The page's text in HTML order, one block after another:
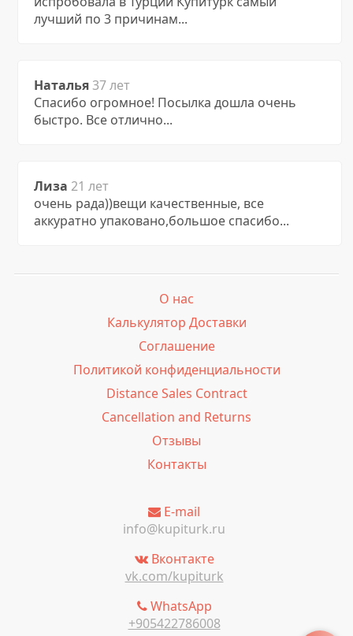
лучший по 3 причинам...
Наталья37 лет
Спасибо огромное! Посылка дошла очень
быстро. Все отлично...
Лиза 21 лет
очень рада))вещи качественные, все
аккуратно упаковано,большое спасибо...
О нас
Калькулятор Доставки
Соглашение
Политикой конфиденциальности
Distance Sales Contract
Cancellation and Returns
Отзывы
Контакты
E-mail
info@kupiturk.ru
Вконтакте
vk.com/kupiturk
WhatsApp
+905422786008